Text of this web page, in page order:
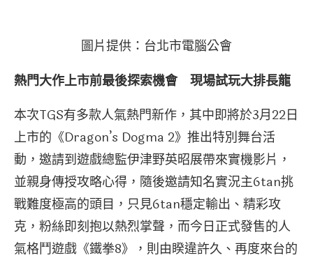
圖片提供：台北市電腦公會
熱門大作上市前最後探索機會 現場試玩大排長龍
本次TGS有多款人氣熱門新作，其中即將於3月22日
上市的《Dragon’s Dogma 2》推出特別舞台活
動，邀請到遊戲總監伊津野英昭展帶來實機影片，
並親身傳授攻略心得，隨後邀請知名實況主6tan挑
戰難度極高的頭目，只見6tan穩定輸出、精彩攻
克，粉絲即刻抱以熱烈掌聲，而今日正式發售的人
氣格鬥遊戲《鐵拳8》，則由睽違許久、再度來台的